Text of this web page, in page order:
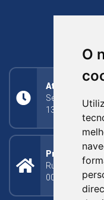
O
Atendimento
Segunda a
13h30min às
Prefeitura
Rua Silva
000